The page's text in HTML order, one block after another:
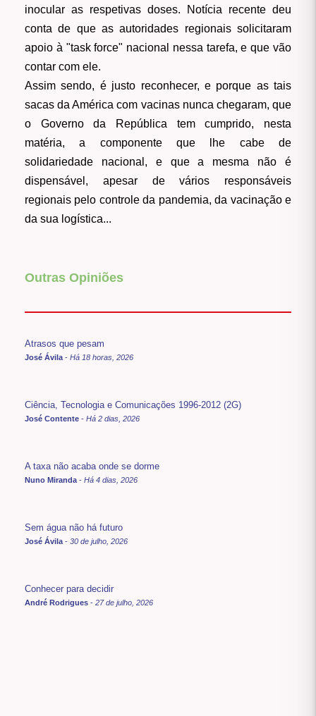
inocular as respetivas doses. Notícia recente deu
conta de que as autoridades regionais solicitaram
apoio à "task force" nacional nessa tarefa, e que vão
contar com ele.
Assim sendo, é justo reconhecer, e porque as tais
sacas da América com vacinas nunca chegaram, que
o Governo da República tem cumprido, nesta
matéria, a componente que lhe cabe de
solidariedade nacional, e que a mesma não é
dispensável, apesar de vários responsáveis
regionais pelo controle da pandemia, da vacinação e
da sua logística...
Outras Opiniões
Atrasos que pesam
José Ávila - Há 18 horas, 2026
Ciência, Tecnologia e Comunicações 1996-2012 (2G)
José Contente - Há 2 dias, 2026
A taxa não acaba onde se dorme
Nuno Miranda - Há 4 dias, 2026
Sem água não há futuro
José Ávila - 30 de julho, 2026
Conhecer para decidir
André Rodrigues - 27 de julho, 2026